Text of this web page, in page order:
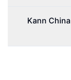
Kann